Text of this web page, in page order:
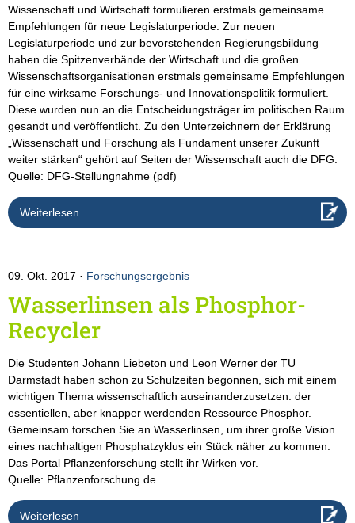
Wissenschaft und Wirtschaft formulieren erstmals gemeinsame
Empfehlungen für neue Legislaturperiode. Zur neuen
Legislaturperiode und zur bevorstehenden Regierungsbildung
haben die Spitzenverbände der Wirtschaft und die großen
Wissenschaftsorganisationen erstmals gemeinsame Empfehlungen
für eine wirksame Forschungs- und Innovationspolitik formuliert.
Diese wurden nun an die Entscheidungsträger im politischen Raum
gesandt und veröffentlicht. Zu den Unterzeichnern der Erklärung
„Wissenschaft und Forschung als Fundament unserer Zukunft
weiter stärken“ gehört auf Seiten der Wissenschaft auch die DFG.
Quelle: DFG-Stellungnahme (pdf)
Weiterlesen
09. Okt. 2017 Forschungsergebnis
Wasserlinsen als Phosphor-
Recycler
Die Studenten Johann Liebeton und Leon Werner der TU
Darmstadt haben schon zu Schulzeiten begonnen, sich mit einem
wichtigen Thema wissenschaftlich auseinanderzusetzen: der
essentiellen, aber knapper werdenden Ressource Phosphor.
Gemeinsam forschen Sie an Wasserlinsen, um ihrer große Vision
eines nachhaltigen Phosphatzyklus ein Stück näher zu kommen.
Das Portal Pflanzenforschung stellt ihr Wirken vor.
Quelle: Pflanzenforschung.de
Weiterlesen